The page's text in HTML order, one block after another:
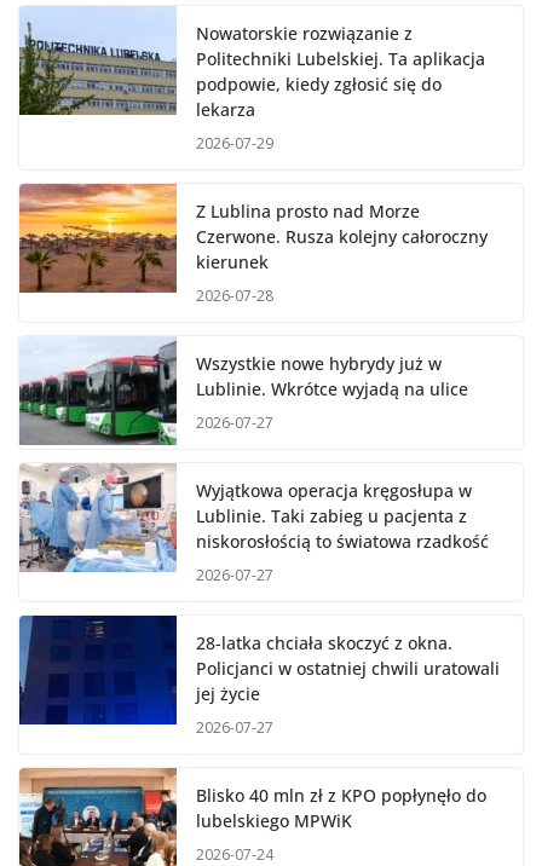
Nowatorskie rozwiązanie z
Politechniki Lubelskiej. Ta aplikacja
podpowie, kiedy zgłosić się do
lekarza
2026-07-29
Z Lublina prosto nad Morze
Czerwone. Rusza kolejny całoroczny
kierunek
2026-07-28
Wszystkie nowe hybrydy już w
Lublinie. Wkrótce wyjadą na ulice
2026-07-27
Wyjątkowa operacja kręgosłupa w
Lublinie. Taki zabieg u pacjenta z
niskorosłością to światowa rzadkość
2026-07-27
28-latka chciała skoczyć z okna.
Policjanci w ostatniej chwili uratowali
jej życie
2026-07-27
Blisko 40 mln zł z KPO popłynęło do
lubelskiego MPWiK
2026-07-24